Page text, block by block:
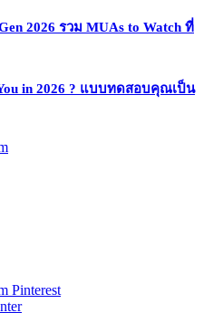
2026 รวม MUAs to Watch ที่
in 2026 ? แบบทดสอบคุณเป็น
Pinterest